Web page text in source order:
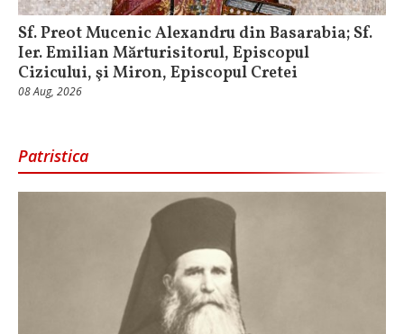
Sf. Preot Mucenic Alexandru din Basarabia; Sf.
Ier. Emilian Mărturisitorul, Episcopul
Cizicului, şi Miron, Episcopul Cretei
08 Aug, 2026
Patristica